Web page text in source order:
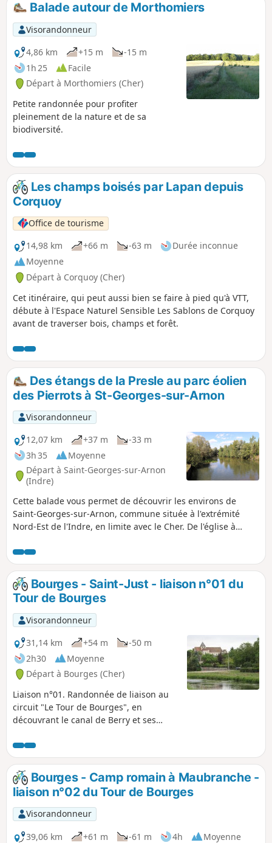
Balade autour de Morthomiers
Visorandonneur
4,86 km
+15 m
-15 m
1h 25
Facile
Départ à Morthomiers (Cher)
Petite randonnée pour profiter
pleinement de la nature et de sa
biodiversité.
Les champs boisés par Lapan depuis
Corquoy
Office de tourisme
14,98 km
+66 m -63 m
Durée inconnue
Moyenne
Départ à Corquoy (Cher)
Cet itinéraire, qui peut aussi bien se faire à pied qu'à VTT,
débute à l'Espace Naturel Sensible Les Sablons de Corquoy
avant de traverser bois, champs et forêt.
Des étangs de la Presle au parc éolien
des Pierrots à St-Georges-sur-Arnon
Visorandonneur
12,07 km
+37 m
-33 m
3h 35
Moyenne
Départ à Saint-Georges-sur-Arnon
(Indre)
Cette balade vous permet de découvrir les environs de
Saint-Georges-sur-Arnon, commune située à l'extrémité
Nord-Est de l'Indre, en limite avec le Cher. De l'église à
aménagé de la Presle constitué de deux étangs. Puis vous
zigzaguerez le long des méandres de l'Arnon dans un site
agréable et reposant. La deuxième partie de la randonnée
vous transporte au milieu des parcs éoliens des Pierrots et
des Tilleuls à travers les grandes étendues agricoles
typiques de la Champagne berrichonne.
Bourges - Saint-Just - liaison n°01 du
Tour de Bourges
Visorandonneur
31,14 km
+54 m
-50 m
2h30
Moyenne
Départ à Bourges (Cher)
Liaison n°01. Randonnée de liaison au
circuit "Le Tour de Bourges", en
découvrant le canal de Berry et ses
condamnées.
Bourges - Camp romain à Maubranche -
liaison n°02 du Tour de Bourges
Visorandonneur
39,06 km
+61 m -61 m 4h
Moyenne